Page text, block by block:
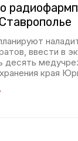
ввести в
десять
края